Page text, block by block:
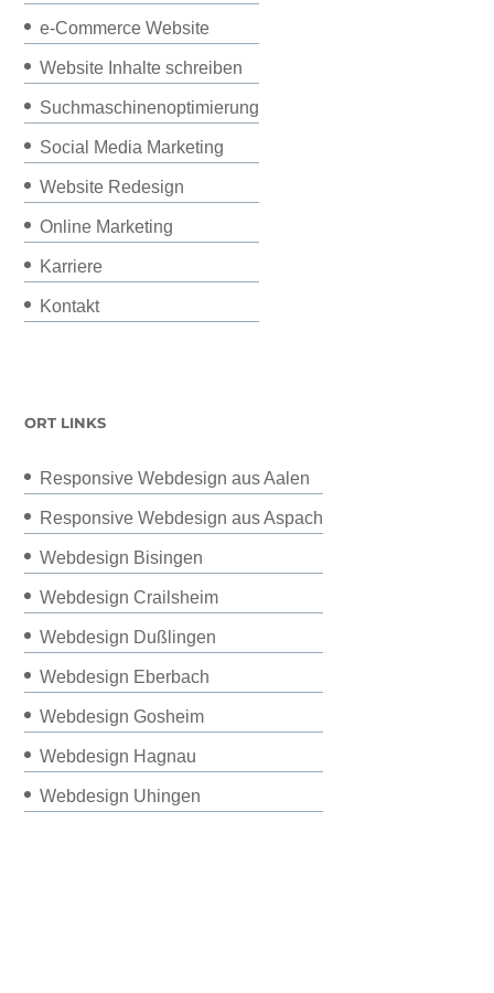
e-Commerce Website
Website Inhalte schreiben
Suchmaschinenoptimierung
Social Media Marketing
Website Redesign
Online Marketing
Karriere
Kontakt
ORT LINKS
Responsive Webdesign aus Aalen
Responsive Webdesign aus Aspach
Webdesign Bisingen
Webdesign Crailsheim
Webdesign Dußlingen
Webdesign Eberbach
Webdesign Gosheim
Webdesign Hagnau
Webdesign Uhingen